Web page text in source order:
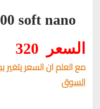
soft nano
السعر  320
مع العلم ان السعر يتغير
السوق